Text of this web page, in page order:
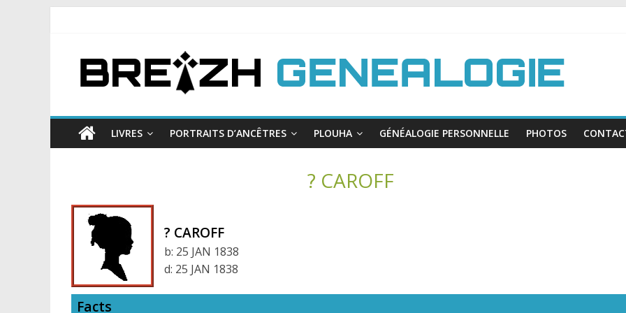
LIVRES PORTRAITS D’ANCÊTRES PLOUHA GÉNÉALOGIE PERSONNELLE PHOTOS
? CAROFF
? CAROFF
b: 25 JAN 1838
d: 25 JAN 1838
Facts